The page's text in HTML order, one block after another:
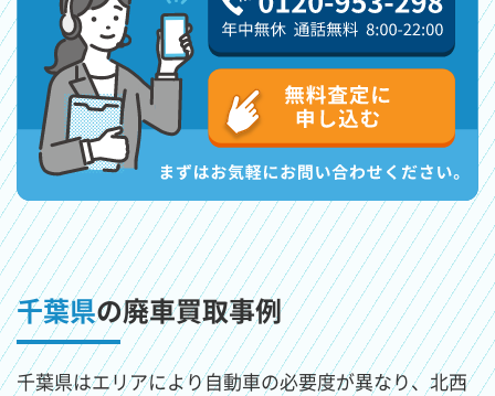
千葉県の廃車買取事例
千葉県はエリアにより自動車の必要度が異なり、北西